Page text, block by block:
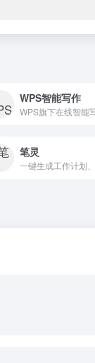
WPS智能写作
WPS旗下在线智能
笔灵